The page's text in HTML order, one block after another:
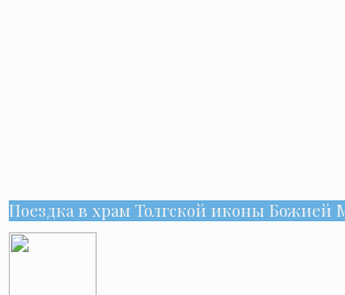
Поездка в храм Толгской иконы Божией